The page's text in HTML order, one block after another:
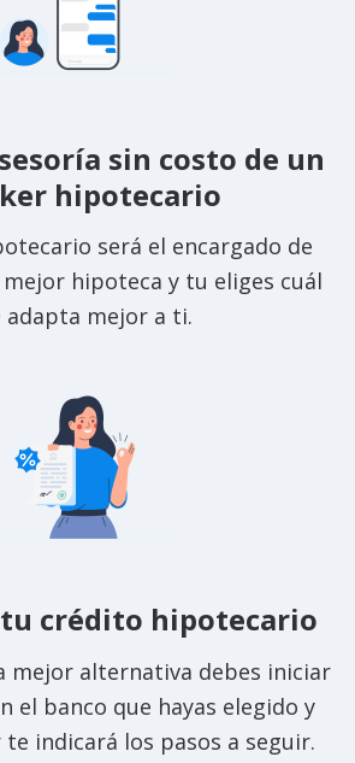
sin costo de un
hipotecario
será el encargado de
hipoteca y tu eliges cuál
adapta mejor a ti.
crédito hipotecario
mejor alternativa debes iniciar
el banco que hayas elegido y
indicará los pasos a seguir.